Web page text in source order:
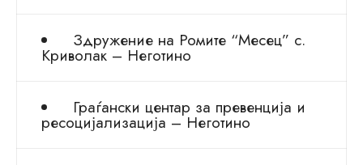
Здружение на Ромите “Месец” с.
Криволак – Неготино
Граѓански центар за превенција и
ресоцијализација – Неготино